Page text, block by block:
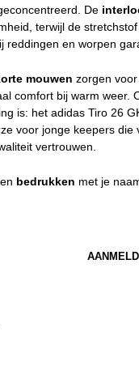
De
terwijl de
reddingen en worpen
mouwen zorgen
comfort bij warm weer.
is: het adidas Tiro 26
voor jonge keepers die
vertrouwen.
bedrukken met je